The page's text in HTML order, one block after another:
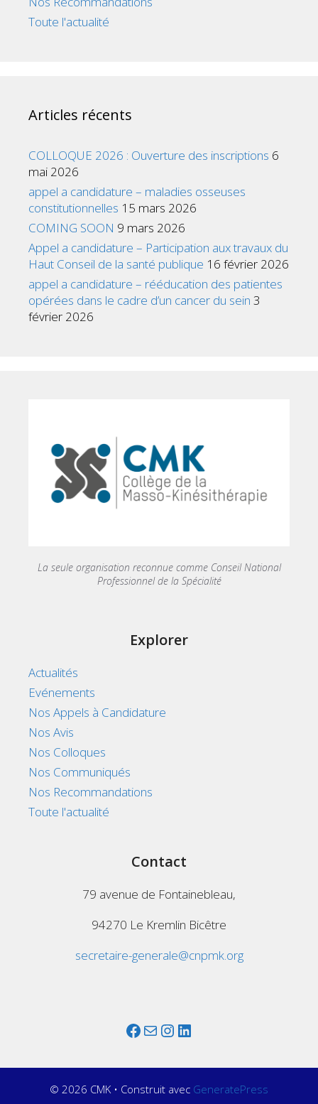
Toute l'actualité
Articles récents
COLLOQUE 2026 : Ouverture des inscriptions 6
mai 2026
appel a candidature – maladies osseuses
constitutionnelles 15 mars 2026
COMING SOON 9 mars 2026
Appel a candidature – Participation aux travaux du
Haut Conseil de la santé publique 16 février 2026
appel a candidature – rééducation des patientes
opérées dans le cadre d’un cancer du sein 3
février 2026
La seule organisation reconnue comme Conseil National
Professionnel de la Spécialité
Explorer
Actualités
Evénements
Nos Appels à Candidature
Nos Avis
Nos Colloques
Nos Communiqués
Nos Recommandations
Toute l'actualité
Contact
79 avenue de Fontainebleau,
94270 Le Kremlin Bicêtre
secretaire-generale@cnpmk.org
Facebook
MailInstagram
LinkedIn
© 2026 CMK • Construit avec GeneratePress